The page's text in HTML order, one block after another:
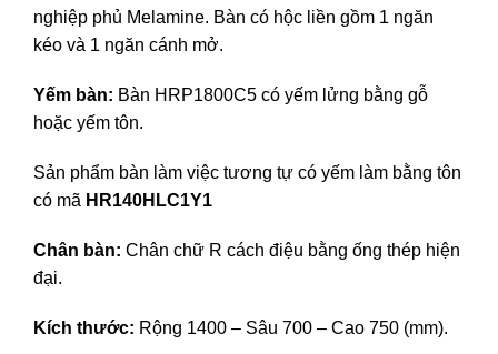
nghiệp phủ Melamine. Bàn có hộc liền gồm 1 ngăn
kéo và 1 ngăn cánh mở.
Yếm bàn: Bàn HRP1800C5 có yếm lửng bằng gỗ
hoặc yếm tôn.
Sản phẩm bàn làm việc tương tự có yếm làm bằng tôn
có mã HR140HLC1Y1
Chân bàn: Chân chữ R cách điệu bằng ống thép hiện
đại.
Kích thước: Rộng 1400 – Sâu 700 – Cao 750 (mm).